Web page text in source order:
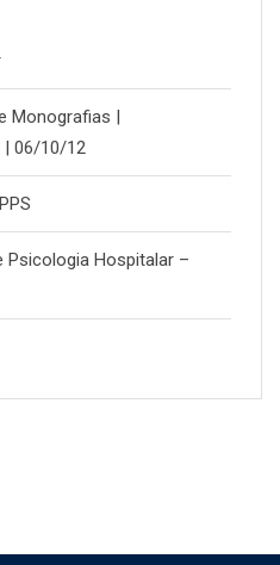
Monografias |
| 06/10/12
Psicologia Hospitalar –